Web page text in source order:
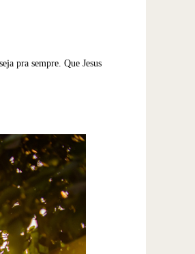
pra sempre. Que Jesus